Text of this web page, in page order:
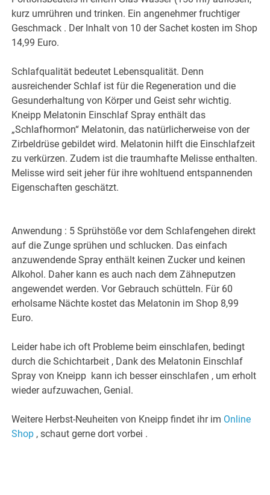
kurz umrühren und trinken. Ein angenehmer fruchtiger
Geschmack . Der Inhalt von 10 der Sachet kosten im Shop
14,99 Euro.
Schlafqualität bedeutet Lebensqualität. Denn
ausreichender Schlaf ist für die Regeneration und die
Gesunderhaltung von Körper und Geist sehr wichtig.
Kneipp Melatonin Einschlaf Spray enthält das
„Schlafhormon“ Melatonin, das natürlicherweise von der
Zirbeldrüse gebildet wird. Melatonin hilft die Einschlafzeit
zu verkürzen. Zudem ist die traumhafte Melisse enthalten.
Melisse wird seit jeher für ihre wohltuend entspannenden
Eigenschaften geschätzt.
Anwendung : 5 Sprühstöße vor dem Schlafengehen direkt
auf die Zunge sprühen und schlucken. Das einfach
anzuwendende Spray enthält keinen Zucker und keinen
Alkohol. Daher kann es auch nach dem Zähneputzen
angewendet werden. Vor Gebrauch schütteln. Für 60
erholsame Nächte kostet das Melatonin im Shop 8,99
Euro.
Leider habe ich oft Probleme beim einschlafen, bedingt
durch die Schichtarbeit , Dank des Melatonin Einschlaf
Spray von Kneipp kann ich besser einschlafen , um erholt
wieder aufzuwachen, Genial.
Weitere Herbst-Neuheiten von Kneipp findet ihr im Online
Shop , schaut gerne dort vorbei .